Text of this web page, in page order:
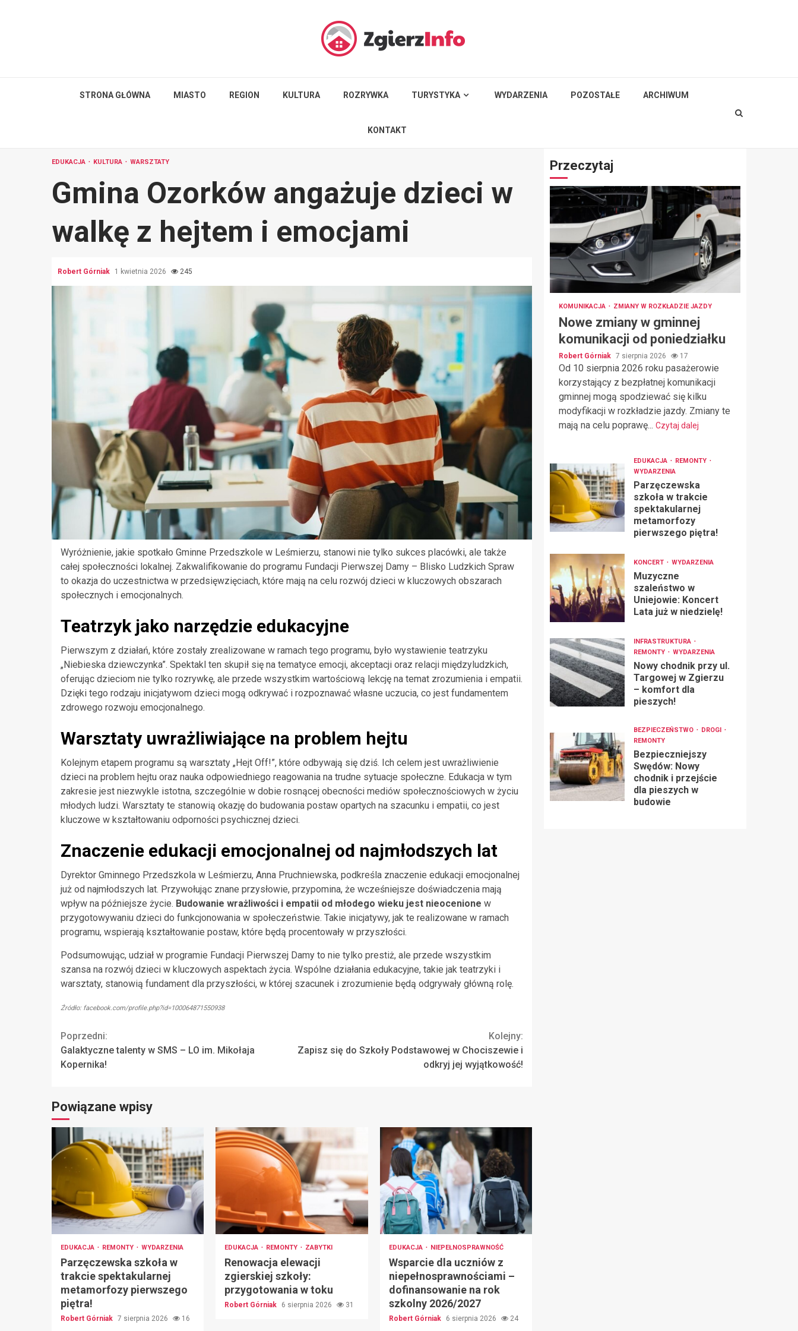
STRONA GŁÓWNA MIASTO REGION KULTURA ROZRYWKA TURYSTYKA WYDARZENIA POZOSTAŁE ARCHIWUM
KONTAKT
EDUKACJA KULTURA WARSZTATY
Gmina Ozorków angażuje dzieci w
walkę z hejtem i emocjami
Robert Górniak 1 kwietnia 2026 245
Wyróżnienie, jakie spotkało Gminne Przedszkole w Leśmierzu, stanowi nie tylko sukces placówki, ale także
całej społeczności lokalnej. Zakwalifikowanie do programu Fundacji Pierwszej Damy – Blisko Ludzkich Spraw
to okazja do uczestnictwa w przedsięwzięciach, które mają na celu rozwój dzieci w kluczowych obszarach
społecznych i emocjonalnych.
Teatrzyk jako narzędzie edukacyjne
Pierwszym z działań, które zostały zrealizowane w ramach tego programu, było wystawienie teatrzyku
„Niebieska dziewczynka”. Spektakl ten skupił się na tematyce emocji, akceptacji oraz relacji międzyludzkich,
oferując dzieciom nie tylko rozrywkę, ale przede wszystkim wartościową lekcję na temat zrozumienia i empatii.
Dzięki tego rodzaju inicjatywom dzieci mogą odkrywać i rozpoznawać własne uczucia, co jest fundamentem
zdrowego rozwoju emocjonalnego.
Warsztaty uwrażliwiające na problem hejtu
Kolejnym etapem programu są warsztaty „Hejt Off!”, które odbywają się dziś. Ich celem jest uwrażliwienie
dzieci na problem hejtu oraz nauka odpowiedniego reagowania na trudne sytuacje społeczne. Edukacja w tym
zakresie jest niezwykle istotna, szczególnie w dobie rosnącej obecności mediów społecznościowych w życiu
młodych ludzi. Warsztaty te stanowią okazję do budowania postaw opartych na szacunku i empatii, co jest
kluczowe w kształtowaniu odporności psychicznej dzieci.
Znaczenie edukacji emocjonalnej od najmłodszych lat
Dyrektor Gminnego Przedszkola w Leśmierzu, Anna Pruchniewska, podkreśla znaczenie edukacji emocjonalnej
już od najmłodszych lat. Przywołując znane przysłowie, przypomina, że wcześniejsze doświadczenia mają
wpływ na późniejsze życie. Budowanie wrażliwości i empatii od młodego wieku jest nieocenione w
przygotowywaniu dzieci do funkcjonowania w społeczeństwie. Takie inicjatywy, jak te realizowane w ramach
programu, wspierają kształtowanie postaw, które będą procentowały w przyszłości.
Podsumowując, udział w programie Fundacji Pierwszej Damy to nie tylko prestiż, ale przede wszystkim
szansa na rozwój dzieci w kluczowych aspektach życia. Wspólne działania edukacyjne, takie jak teatrzyki i
warsztaty, stanowią fundament dla przyszłości, w której szacunek i zrozumienie będą odgrywały główną rolę.
Źródło: facebook.com/profile.php?id=100064871550938
Continue
Reading
Poprzedni:
Galaktyczne talenty w SMS – LO im. Mikołaja
Kopernika!
Kolejny:
Zapisz się do Szkoły Podstawowej w Chociszewie i
odkryj jej wyjątkowość!
Powiązane wpisy
EDUKACJA REMONTY WYDARZENIA
Parzęczewska szkoła w
trakcie spektakularnej
metamorfozy pierwszego
piętra!
Robert Górniak 7 sierpnia 2026 16
EDUKACJA REMONTY ZABYTKI
Renowacja elewacji
zgierskiej szkoły:
przygotowania w toku
Robert Górniak 6 sierpnia 2026 31
EDUKACJA NIEPEŁNOSPRAWNOŚĆ
Wsparcie dla uczniów z
niepełnosprawnościami –
dofinansowanie na rok
szkolny 2026/2027
Robert Górniak 6 sierpnia 2026 24
Przeczytaj
KOMUNIKACJA ZMIANY W ROZKŁADZIE JAZDY
Nowe zmiany w gminnej
komunikacji od poniedziałku
Robert Górniak 7 sierpnia 2026 17
Od 10 sierpnia 2026 roku pasażerowie
korzystający z bezpłatnej komunikacji
gminnej mogą spodziewać się kilku
modyfikacji w rozkładzie jazdy. Zmiany te
mają na celu poprawę... Czytaj dalej
EDUKACJA
REMONTY
WYDARZENIA
Parzęczewska
szkoła w trakcie
spektakularnej
metamorfozy
pierwszego piętra!
KONCERT WYDARZENIA
Muzyczne
szaleństwo w
Uniejowie: Koncert
Lata już w niedzielę!
INFRASTRUKTURA
REMONTY
WYDARZENIA
Nowy chodnik przy ul.
Targowej w Zgierzu
– komfort dla
pieszych!
BEZPIECZEŃSTWO
DROGI
REMONTY
Bezpieczniejszy
Swędów: Nowy
chodnik i przejście
dla pieszych w
budowie